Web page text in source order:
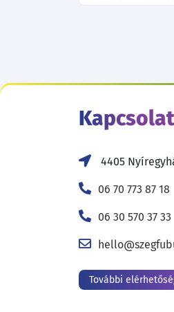
Kapcsolat
4405
06 70 773 87 18
06 30 570 37 33
További